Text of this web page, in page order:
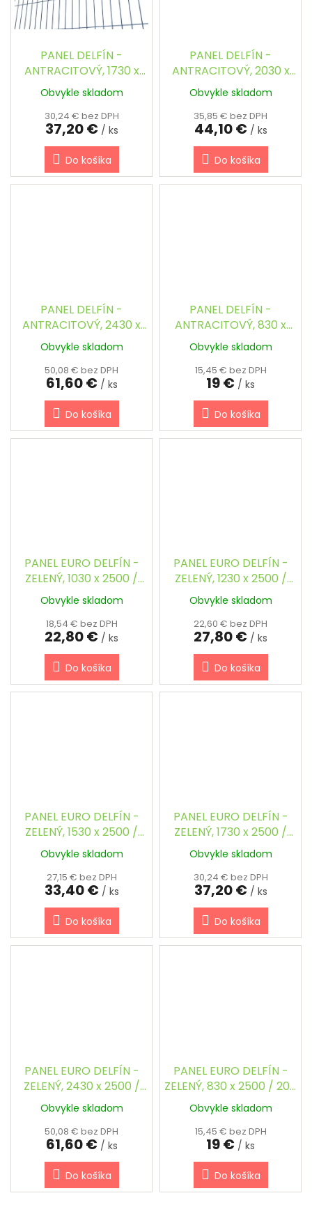
PANEL DELFÍN -
ANTRACITOVÝ, 1730 x
2500 / 200 x 55 / 5.0
mm
Obvykle skladom
30,24 € bez DPH
37,20 € / ks
Do košíka
PANEL DELFÍN -
ANTRACITOVÝ, 2030 x
2500 / 200 x 55 / 5.0
mm
Obvykle skladom
35,85 € bez DPH
44,10 € / ks
Do košíka
PANEL DELFÍN -
ANTRACITOVÝ, 2430 x
2500 / 200 x 55 / 5.0
mm
Obvykle skladom
50,08 € bez DPH
61,60 € / ks
Do košíka
PANEL DELFÍN -
ANTRACITOVÝ, 830 x
2500 / 200 x 55 / 5.0
mm
Obvykle skladom
15,45 € bez DPH
19 € / ks
Do košíka
PANEL EURO DELFÍN -
ZELENÝ, 1030 x 2500 /
200 x 55 / 5.0 mm
Obvykle skladom
18,54 € bez DPH
22,80 € / ks
Do košíka
PANEL EURO DELFÍN -
ZELENÝ, 1230 x 2500 /
200 x 55 / 5.0 mm
Obvykle skladom
22,60 € bez DPH
27,80 € / ks
Do košíka
PANEL EURO DELFÍN -
ZELENÝ, 1530 x 2500 /
200 x 55 / 5.0 mm
Obvykle skladom
27,15 € bez DPH
33,40 € / ks
Do košíka
PANEL EURO DELFÍN -
ZELENÝ, 1730 x 2500 /
200 x 55 / 5.0 mm
Obvykle skladom
30,24 € bez DPH
37,20 € / ks
Do košíka
PANEL EURO DELFÍN -
ZELENÝ, 2430 x 2500 /
200 x 55 / 5.0 mm
Obvykle skladom
50,08 € bez DPH
61,60 € / ks
Do košíka
PANEL EURO DELFÍN -
ZELENÝ, 830 x 2500 / 200
x 55 / 5.0 mm
Obvykle skladom
15,45 € bez DPH
19 € / ks
Do košíka